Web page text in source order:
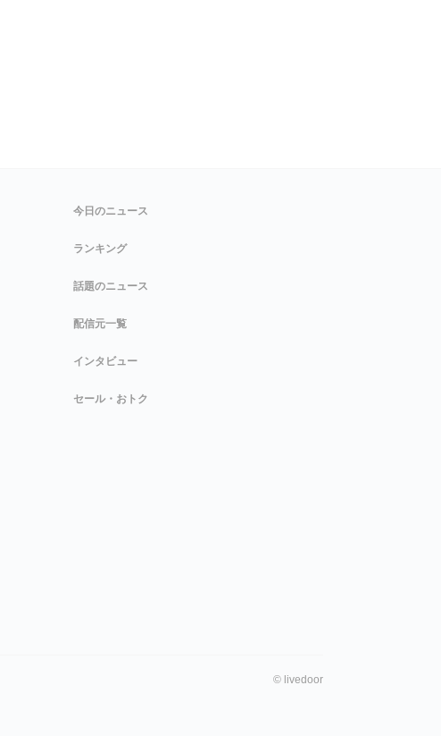
今日のニュース
ランキング
話題のニュース
配信元一覧
インタビュー
セール・おトク
© livedoor